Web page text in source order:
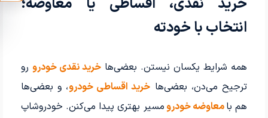
خرید نقدی، اقساطی یا معاوضه؛
انتخاب با خودته
همه شرایط یکسان نیستن. بعضی‌هاخرید نقدی خودرو رو
ترجیح می‌دن، بعضی‌ها خرید اقساطی خودرو، و بعضی‌ها
هم بامعاوضه خودرومسیر بهتری پیدا می‌کنن. خودروشاپ